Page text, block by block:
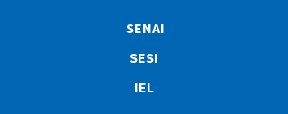
SENAI
SESI
IEL